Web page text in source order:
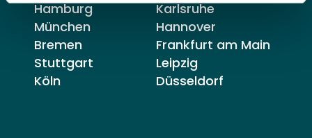
Hamburg
München
Bremen
Stuttgart
Köln
Karlsruhe
Hannover
Frankfurt am Main
Leipzig
Düsseldorf